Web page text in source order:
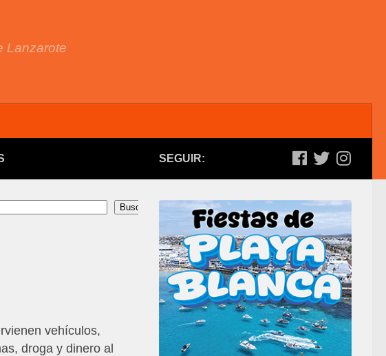
Lanzarote
SEGUIR:
Buscar
vehículos,
droga y dinero al